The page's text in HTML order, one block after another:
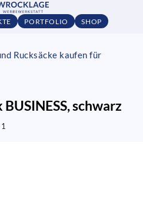
PORTFOLIO SHOP
Rucksäcke kaufen für
schwarz